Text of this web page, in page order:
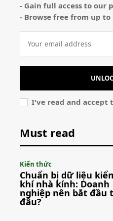
- Gain full access to our
- Browse free from up to
I've read and accept
Must read
Kiến thức
Chuẩn bị dữ liệu
khí nhà kính: Doanh
nghiệp nên bắt đầu
đâu?